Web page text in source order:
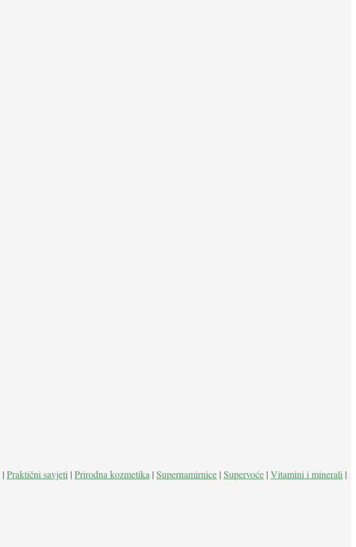
| Praktični savjeti | Prirodna kozmetika | Supernamirnice | Supervoće | Vitamini i minerali |